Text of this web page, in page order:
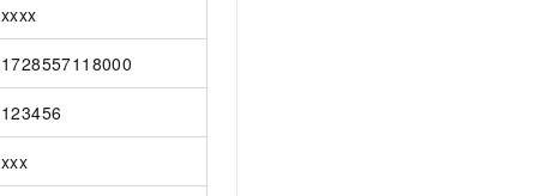
xxxx
1728557118000
123456
xxx